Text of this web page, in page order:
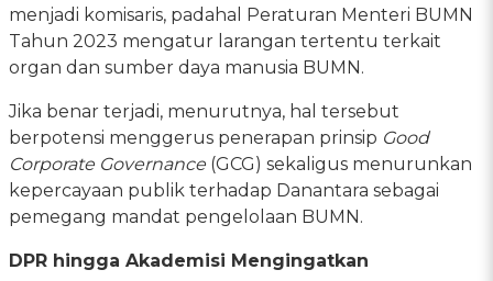
menjadi komisaris, padahal Peraturan Menteri BUMN
Tahun 2023 mengatur larangan tertentu terkait
organ dan sumber daya manusia BUMN.
Jika benar terjadi, menurutnya, hal tersebut
berpotensi menggerus penerapan prinsip Good
Corporate Governance (GCG) sekaligus menurunkan
kepercayaan publik terhadap Danantara sebagai
pemegang mandat pengelolaan BUMN.
DPR hingga Akademisi Mengingatkan